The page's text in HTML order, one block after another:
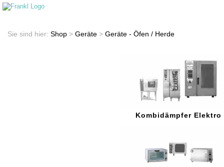
Sie sind hier: Shop > Geräte > Geräte - Öfen / Herde
Kombidämpfer Elektro